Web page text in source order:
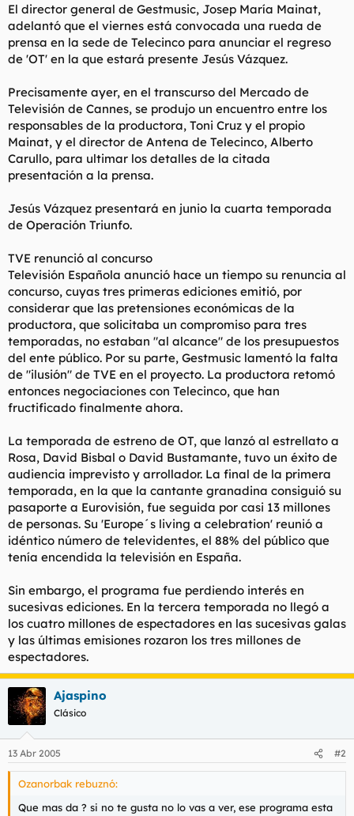
El director general de Gestmusic, Josep María Mainat,
adelantó que el viernes está convocada una rueda de
prensa en la sede de Telecinco para anunciar el regreso
de 'OT' en la que estará presente Jesús Vázquez.
Precisamente ayer, en el transcurso del Mercado de
Televisión de Cannes, se produjo un encuentro entre los
responsables de la productora, Toni Cruz y el propio
Mainat, y el director de Antena de Telecinco, Alberto
Carullo, para ultimar los detalles de la citada
presentación a la prensa.
Jesús Vázquez presentará en junio la cuarta temporada
de Operación Triunfo.
TVE renunció al concurso
Televisión Española anunció hace un tiempo su renuncia al
concurso, cuyas tres primeras ediciones emitió, por
considerar que las pretensiones económicas de la
productora, que solicitaba un compromiso para tres
temporadas, no estaban "al alcance" de los presupuestos
del ente público. Por su parte, Gestmusic lamentó la falta
de "ilusión" de TVE en el proyecto. La productora retomó
entonces negociaciones con Telecinco, que han
fructificado finalmente ahora.
La temporada de estreno de OT, que lanzó al estrellato a
Rosa, David Bisbal o David Bustamante, tuvo un éxito de
audiencia imprevisto y arrollador. La final de la primera
temporada, en la que la cantante granadina consiguió su
pasaporte a Eurovisión, fue seguida por casi 13 millones
de personas. Su 'Europe´s living a celebration' reunió a
idéntico número de televidentes, el 88% del público que
tenía encendida la televisión en España.
Sin embargo, el programa fue perdiendo interés en
sucesivas ediciones. En la tercera temporada no llegó a
los cuatro millones de espectadores en las sucesivas galas
y las últimas emisiones rozaron los tres millones de
espectadores.
Ajaspino
Clásico
13 Abr 2005 #2
Ozanorbak rebuznó:
Que mas da ? si no te gusta no lo vas a ver, ese programa esta